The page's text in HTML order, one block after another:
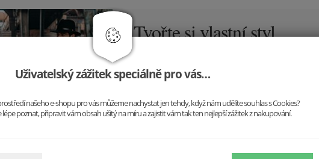
Tvořte si vlastní styl
Nemusíte se řídit trendy, tvořte je! Vystupte z
sebou. Do práce, do společnosti, na večeři -
Uživatelský zážitek speciálně pro vás…
našeho e-shopu pro vás můžeme nachystat jen tehdy, když nám udělíte souhlas s Cookies?
poznat, připravit vám obsah ušitý na míru a zajistit vám tak ten nejlepší zážitek z nakupování.